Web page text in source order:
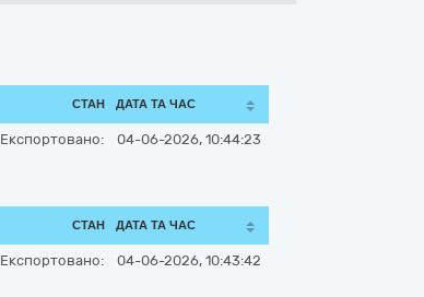
СТАН ДАТА ТА ЧАС
Експортовано: 04-06-2026, 10:44:23
СТАН ДАТА ТА ЧАС
Експортовано: 04-06-2026, 10:43:42